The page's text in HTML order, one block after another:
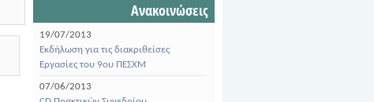
Ανακοινώσεις
19/07/2013
Εκδήλωση για τις διακριθείσες
Εργασίες του 9ου ΠΕΣΧΜ
07/06/2013